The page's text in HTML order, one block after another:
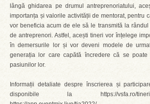
lângă ghidarea pe drumul antreprenoriatului,
importanța și valorile activității de mentorat, pentru
vor beneficia acum de ele să le transmită la
de antreprenori. Astfel, acești tineri vor înțelege
în demersurile lor și vor deveni modele de
generația lor care capătă încredere că se
pasiunilor lor.
Informații detaliate despre înscrierea și
disponibile la https://vsfa.ro/